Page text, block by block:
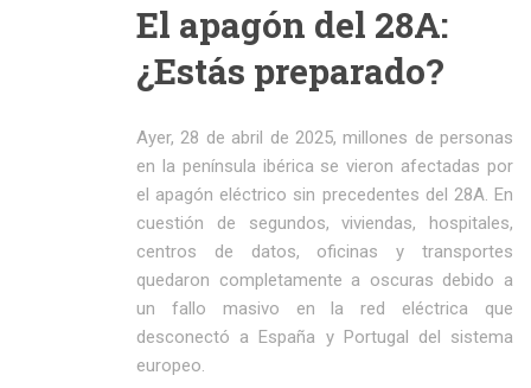
El apagón del 28A:
¿Estás preparado?
Ayer, 28 de abril de 2025, millones de personas
en la península ibérica se vieron afectadas por
el apagón eléctrico sin precedentes del 28A. En
cuestión de segundos, viviendas, hospitales,
centros de datos, oficinas y transportes
quedaron completamente a oscuras debido a
un fallo masivo en la red eléctrica que
desconectó a España y Portugal del sistema
europeo.